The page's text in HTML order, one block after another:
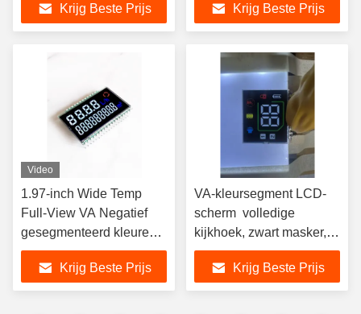
Krijg Beste Prijs
Krijg Beste Prijs
Video
1.97-inch Wide Temp
Full-View VA Negatief
gesegmenteerd kleuren-
LCD-scherm
Krijg Beste Prijs
VA-kleursegment LCD-
scherm ️ volledige
kijkhoek, zwart masker,
premium kwaliteit
Krijg Beste Prijs